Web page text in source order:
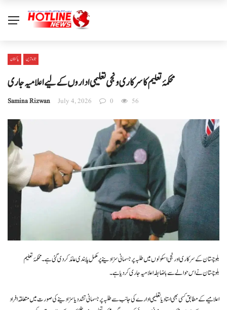
پاکستان تازہ ترین
محکمۂ تعلیم کا سرکاری و نجی تعلیمی اداروں کے لیے اعلامیہ جاری
Samina Rizwan July 4, 2026 0 56
بلوچستان کے سرکاری اور نجی اسکولوں میں طلبہ پر جسمانی سزا دینے پر مکمل پابندی عائد کر دی گئی ہے۔ محکمۂ تعلیم
بلوچستان نے اس حوالے سے باضابطہ اعلامیہ جاری کر دیا ہے۔
اعلامیے کے مطابق کسی بھی استاد یا تعلیمی ادارے کی جانب سے طلبہ پر جسمانی تشدد یا سزا دینے کی صورت میں متعلقہ افراد